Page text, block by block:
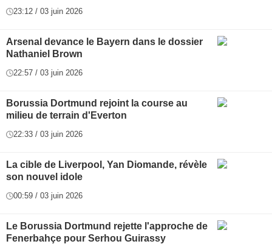
23:12 / 03 juin 2026
Arsenal devance le Bayern dans le dossier
Nathaniel Brown
22:57 / 03 juin 2026
Borussia Dortmund rejoint la course au
milieu de terrain d'Everton
22:33 / 03 juin 2026
La cible de Liverpool, Yan Diomande, révèle
son nouvel idole
00:59 / 03 juin 2026
Le Borussia Dortmund rejette l'approche de
Fenerbahçe pour Serhou Guirassy